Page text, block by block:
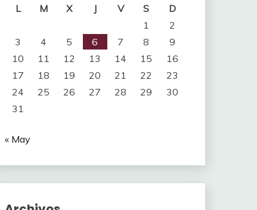
L
M X J V S
D
1
2
3
4 5 6 7 8
9
10
11 12 13 14 15
16
17
18 19 20 21 22
23
24
25 26 27 28 29
30
31
« May